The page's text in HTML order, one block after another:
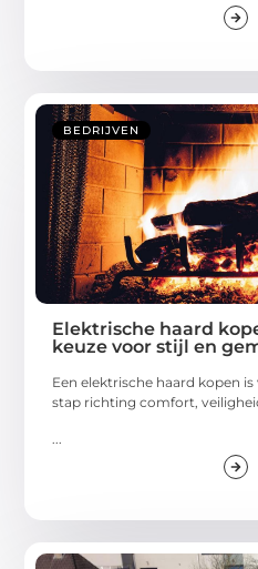
BEDRIJVEN
Elektrische haard
keuze voor stijl en
Een elektrische haard kopen
stap richting comfort,